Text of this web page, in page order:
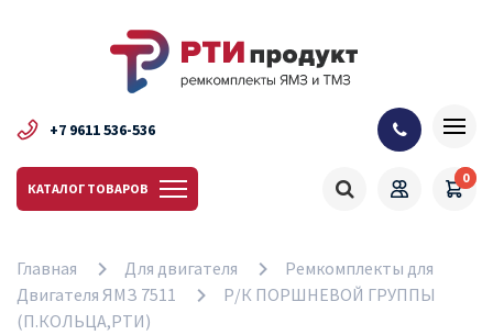
+7 9611 536-536
КАТАЛОГ ТОВАРОВ
0
Главная Для двигателя
Ремкомплекты для
Двигателя ЯМЗ 7511
Р/К ПОРШНЕВОЙ ГРУППЫ
(П.КОЛЬЦА,РТИ)